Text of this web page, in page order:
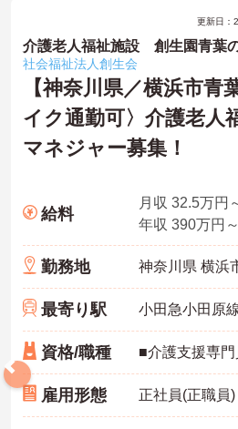
更新日：
介護老人福祉施設 創生園青葉
社会福祉法人創生会
【神奈川県／横浜市
イク通勤可〉介護老人
マネジャー募集！
給料
勤務地
最寄り駅
資格/職種 ■介護支援専
雇用形態 正社員(正職員)